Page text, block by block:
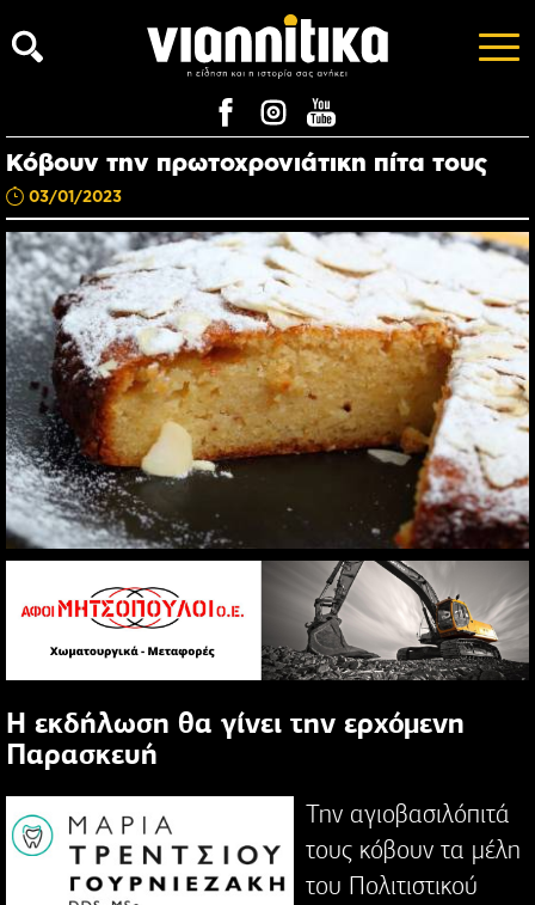
Κόβουν την πρωτοχρονιάτικη πίτα τους
03/01/2023
Η εκδήλωση θα γίνει την ερχόμενη
Παρασκευή
Την αγιοβασιλόπιτά
τους κόβουν τα μέλη
του Πολιτιστικού